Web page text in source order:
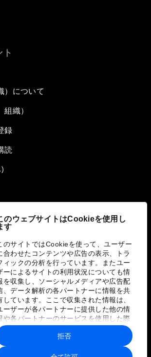
のウェブサイトはCookieを使用し
す
のサイトではCookieを使って、ユーザー
合わせたコンテンツや広告の表示、トラ
ィックの分析を行っています。またユー
ーによるサイトの利用状況についても情
を収集し、ソーシャルメディアや広告配
、データ解析の各パートナーに情報を共
しています。ここで収集された情報は、
ーザーが各パートナーに提供した他の情
や各パートナーのサービスを使用した際
収集された情報と組み合わされ、各パー
ナーによって使用されることがありま
。
拒否
ト
）について
織）
録
読
の取り組み
)
バシーポリシーと利用規約